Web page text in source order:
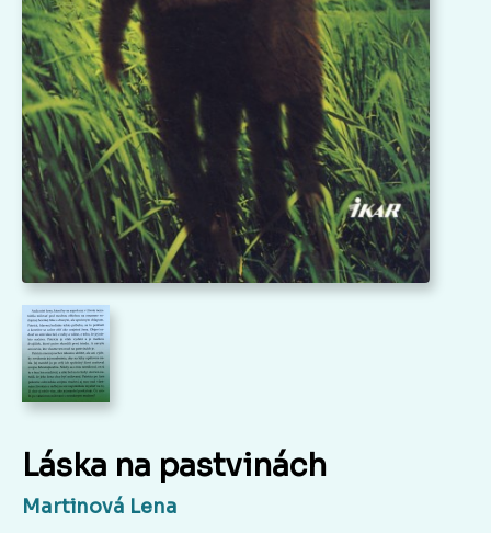
Láska na pastvinách
Martinová Lena